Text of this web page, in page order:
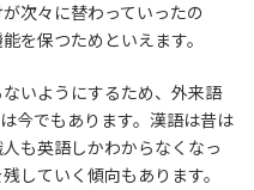
次々に替わっていったの
を保つためといえます。
いようにするため、外来語
今でもあります。漢語は昔は
も英語しかわからなくなっ
していく傾向もあります。